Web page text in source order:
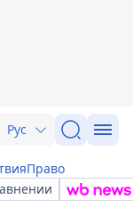
Рус
Право